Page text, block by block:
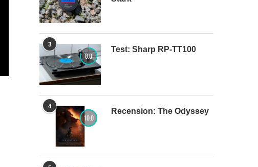
3
8.0
Test: Sharp RP-TT100
4
10.0
Recension: The Odyssey